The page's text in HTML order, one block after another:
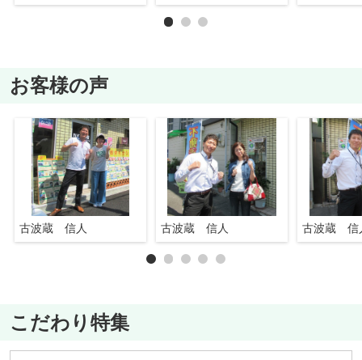
お客様の声
古波蔵 信人 古波蔵 信人 古波蔵 信
こだわり特集